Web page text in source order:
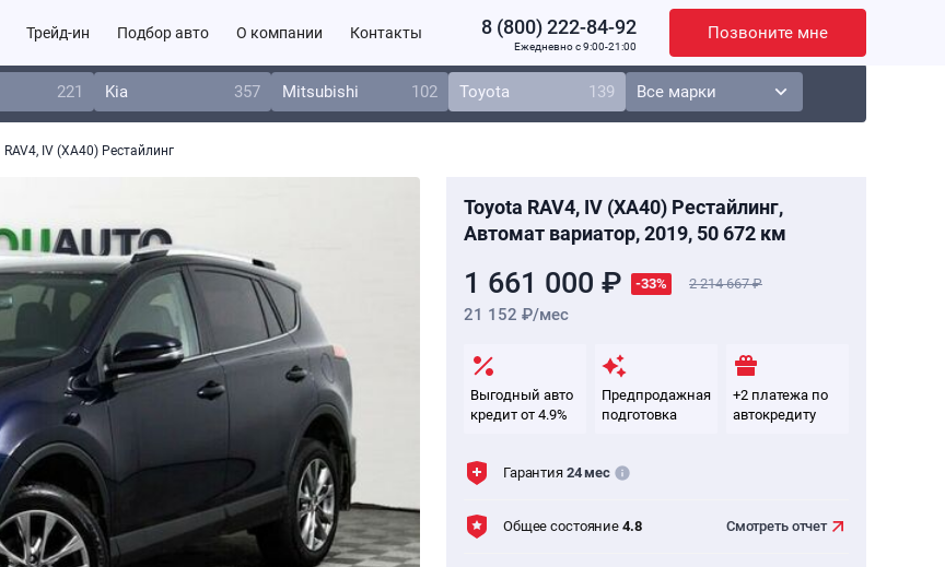
Трейд-ин Подбор авто О компании Контакты 8 (800) 222-84-92
Ежедневно c 9:00-21:00
Позвоните мне
221 Kia 357 Mitsubishi 102 Toyota 139
RAV4, IV (XA40) Рестайлинг
Toyota RAV4, IV (XA40) Рестайлинг,
Автомат вариатор, 2019, 50 672 км
1 661 000 ₽ -33% 2 214 667
21 152 ₽/мес
Выгодный авто
кредит от 4.9%
Предпродажная
подготовка
+2 платежа по
автокредиту
Гарантия 24 мес
Общее состояние 4.8 Смотреть отчет